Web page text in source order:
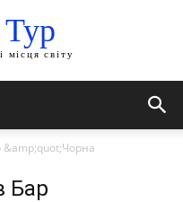
Тур
місця світу
&amp;quot;Чорна
Бар